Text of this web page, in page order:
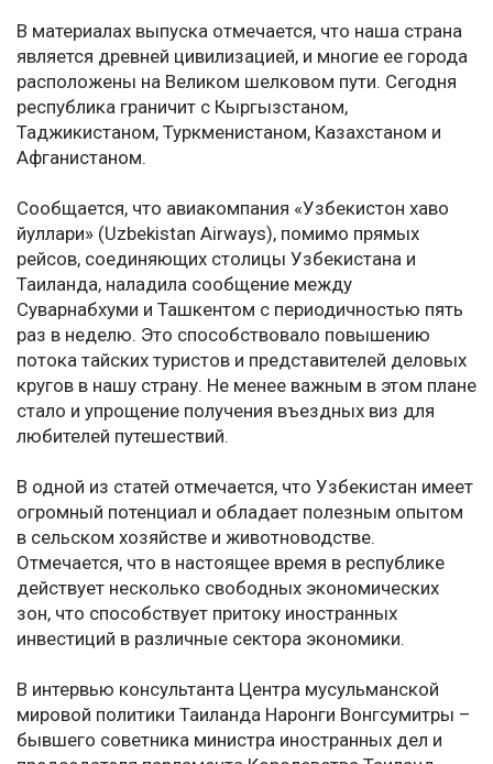
В материалах выпуска отмечается, что наша страна
является древней цивилизацией, и многие ее города
расположены на Великом шелковом пути. Сегодня
республика граничит с Кыргызстаном,
Таджикистаном, Туркменистаном, Казахстаном и
Афганистаном.
Сообщается, что авиакомпания «Узбекистон хаво
йуллари» (Uzbekistan Airways), помимо прямых
рейсов, соединяющих столицы Узбекистана и
Таиланда, наладила сообщение между
Суварнабхуми и Ташкентом с периодичностью пять
раз в неделю. Это способствовало повышению
потока тайских туристов и представителей деловых
кругов в нашу страну. Не менее важным в этом плане
стало и упрощение получения въездных виз для
любителей путешествий.
В одной из статей отмечается, что Узбекистан имеет
огромный потенциал и обладает полезным опытом
в сельском хозяйстве и животноводстве.
Отмечается, что в настоящее время в республике
действует несколько свободных экономических
зон, что способствует притоку иностранных
инвестиций в различные сектора экономики.
В интервью консультанта Центра мусульманской
мировой политики Таиланда Наронги Вонгсумитры –
бывшего советника министра иностранных дел и